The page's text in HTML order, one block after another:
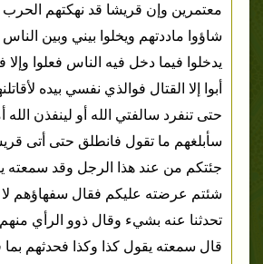
معتمرين وإن قريشا قد نهكتهم
شاؤوا ماددتهم ويخلوا بيني وبين
يدخلوا فيما دخل فيه الناس فعلوا
أبوا إلا القتال فوالذي نفسي بيده
حتى تنفرد سالفتي الله أو لينفذن الله
سأبلغهم ما تقول فانطلق حتى أتى
جئتكم من عند هذا الرجل وقد سمعته
شئتم عرضته عليكم فقال سفهاؤهم لا
تحدثنا عنه بشيء وقال ذوو الرأي
قال سمعته يقول كذا وكذا فحدثهم بما